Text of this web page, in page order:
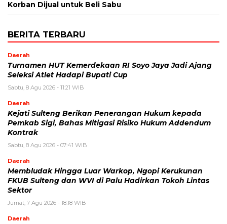
Korban Dijual untuk Beli Sabu
BERITA TERBARU
Daerah
Turnamen HUT Kemerdekaan RI Soyo Jaya Jadi Ajang
Seleksi Atlet Hadapi Bupati Cup
Sabtu, 8 Agu 2026 - 11:21 WIB
Daerah
Kejati Sulteng Berikan Penerangan Hukum kepada
Pemkab Sigi, Bahas Mitigasi Risiko Hukum Addendum
Kontrak
Sabtu, 8 Agu 2026 - 07:41 WIB
Daerah
Membludak Hingga Luar Warkop, Ngopi Kerukunan
FKUB Sulteng dan WVI di Palu Hadirkan Tokoh Lintas
Sektor
Jumat, 7 Agu 2026 - 18:18 WIB
Daerah